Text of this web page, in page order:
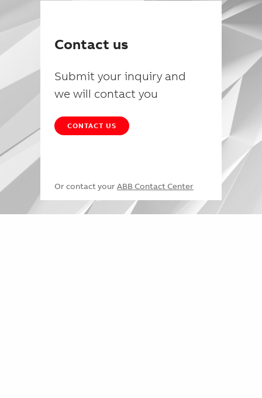
Contact us
Submit your inquiry and
we will contact you
CONTACT US
Or contact your ABB Contact Center